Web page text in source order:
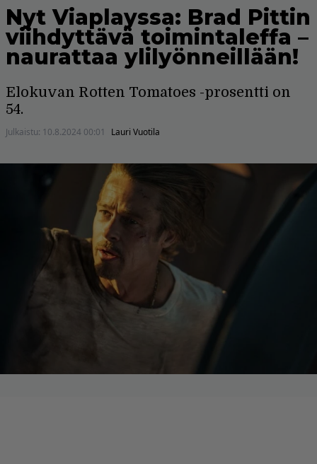
Nyt Viaplayssa: Brad Pittin
viihdyttävä toimintaleffa –
naurattaa ylilyönneillään!
Elokuvan Rotten Tomatoes -prosentti on
54.
Julkaistu: 10.8.2024 00:01 Lauri Vuotila